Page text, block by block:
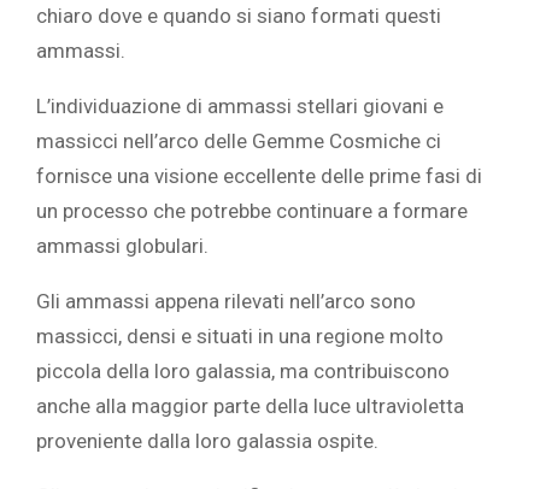
chiaro dove e quando si siano formati questi
ammassi.
L’individuazione di ammassi stellari giovani e
massicci nell’arco delle Gemme Cosmiche ci
fornisce una visione eccellente delle prime fasi di
un processo che potrebbe continuare a formare
ammassi globulari.
Gli ammassi appena rilevati nell’arco sono
massicci, densi e situati in una regione molto
piccola della loro galassia, ma contribuiscono
anche alla maggior parte della luce ultravioletta
proveniente dalla loro galassia ospite.